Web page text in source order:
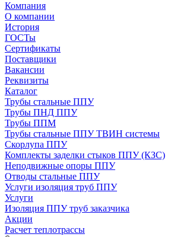
Компания
О компании
История
ГОСТы
Сертификаты
Поставщики
Вакансии
Реквизиты
Каталог
Трубы стальные ППУ
Трубы ПНД ППУ
Трубы ППМ
Трубы стальные ППУ ТВИН системы
Скорлупа ППУ
Комплекты заделки стыков ППУ (КЗС)
Неподвижные опоры ППУ
Отводы стальные ППУ
Услуги изоляция труб ППУ
Услуги
Изоляция ППУ труб заказчика
Акции
Расчет теплотрассы